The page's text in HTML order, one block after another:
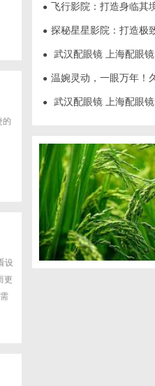
的
设
更
● 飞行影院：打造身临其
● 探秘星星影院：打造极
● 武汉配眼镜 上海配眼镜
● 温婉灵动，一眼万年！久匠量身定制的眉眼唇，才是
● 武汉配眼镜 上海配眼镜